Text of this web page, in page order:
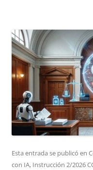
Esta entrada se publicó en
con IA, Instrucción 2/2026